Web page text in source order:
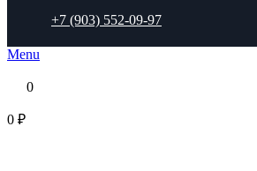
+7 (903) 552-09-97
Menu
0
0 ₽